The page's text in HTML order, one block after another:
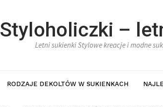
Styloholiczki –
Letni sukienki Stylowe kreacje i modne
RODZAJE DEKOLTÓW W SUKIENKACH